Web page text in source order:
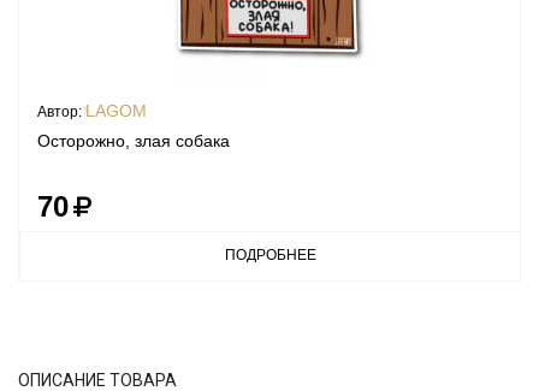
Автор: LAGOM
Осторожно, злая собака
70
ПОДРОБНЕЕ
ОПИСАНИЕ ТОВАРА